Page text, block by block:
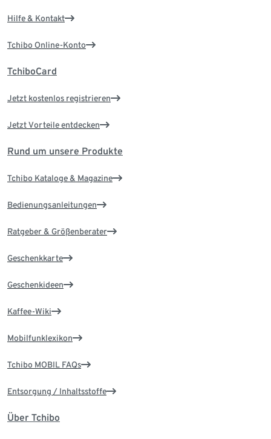
Hilfe & Kontakt
Tchibo Online-Konto
TchiboCard
Jetzt kostenlos registrieren
Jetzt Vorteile entdecken
Rund um unsere Produkte
Tchibo Kataloge & Magazine
Bedienungsanleitungen
Ratgeber & Größenberater
Geschenkkarte
Geschenkideen
Kaffee-Wiki
Mobilfunklexikon
Tchibo MOBIL FAQs
Entsorgung / Inhaltsstoffe
Über Tchibo